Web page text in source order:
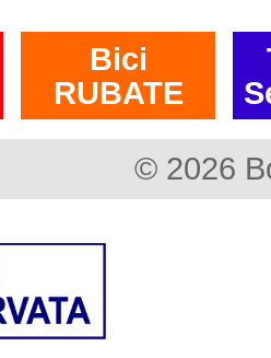
Bici
RUBATE
© 2026